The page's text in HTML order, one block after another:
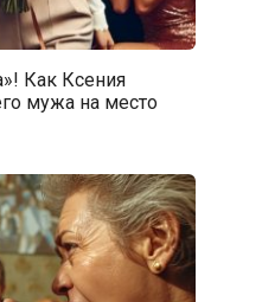
Как Ксения
мужа на место